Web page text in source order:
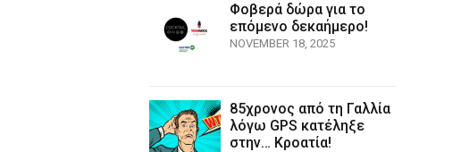
Φοβερά δώρα για το
επόμενο δεκαήμερο!
NOVEMBER 18, 2025
85χρονος από τη Γαλλία
λόγω GPS κατέληξε
στην… Κροατία!